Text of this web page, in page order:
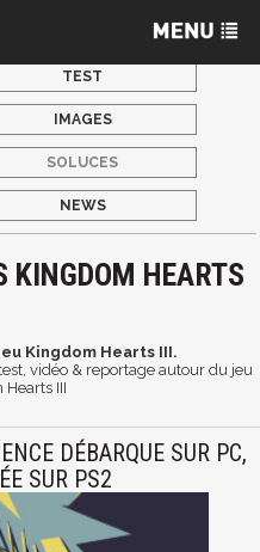
TEST
IMAGES
SOLUCES
NEWS
KINGDOM HEARTS
Kingdom Hearts III.
vidéo & reportage autour du jeu
III
DÉBARQUE SUR PC,
SUR PS2